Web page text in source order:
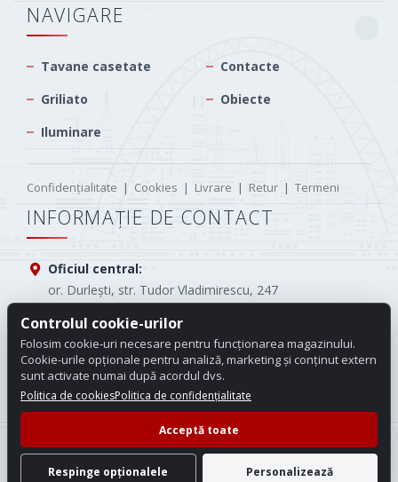
NAVIGARE
Tavane casetate
Griliato
Iluminare
Contacte
Obiecte
Confidențialitate | Cookies | Livrare | Retur | Termeni
INFORMAȚIE DE CONTACT
Oficiul central:
or. Durlești, str. Tudor Vladimirescu, 247
Tel.: (+373) 61005565
E-mail: info.carotop@gmail.com
Program de lucru: Luni - Vineri: 08:00 - 18:00
© 2026 Carotop. Toate drepturile rezervate. Setări cookie
Controlul cookie-urilor
Folosim cookie-uri necesare pentru funcționarea magazinului.
Cookie-urile opționale pentru analiză, marketing și conținut extern
sunt activate numai după acordul dvs.
Politica de cookiesPolitica de confidențialitate
Respinge opționalele Personalizează
Acceptă toate